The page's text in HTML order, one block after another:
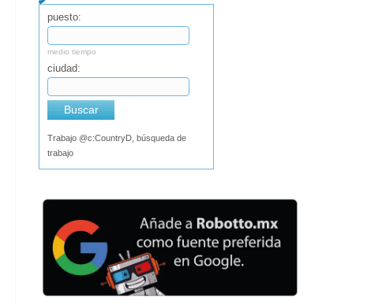
puesto:
medio tiempo
ciudad:
Buscar
Trabajo @c:CountryD, búsqueda de
trabajo